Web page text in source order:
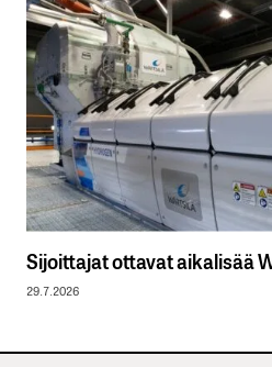
Sijoittajat ottavat aikalisää
29.7.2026